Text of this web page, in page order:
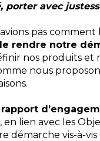
avec
pas comment
rendre notre
nos produits
nous
en lien avec les
vis-à-vis